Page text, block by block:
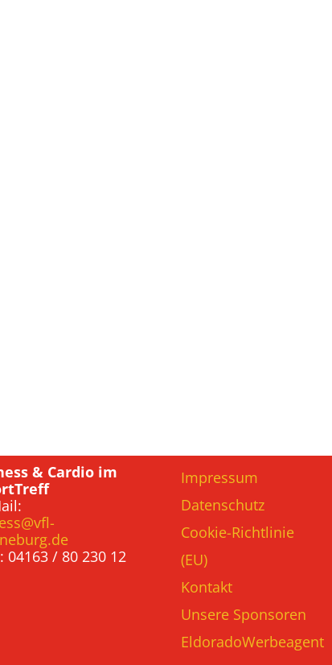
& Cardio im
04163 / 80 230 12
Impressum
Datenschutz
Cookie-Richtlinie
(EU)
Kontakt
Unsere Sponsoren
EldoradoWerbeagent